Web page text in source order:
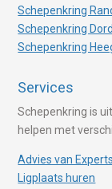
Schepenkring
Schepenkring
Schepenkring
Services
Schepenkring is
helpen met
Advies van Experts
Ligplaats huren